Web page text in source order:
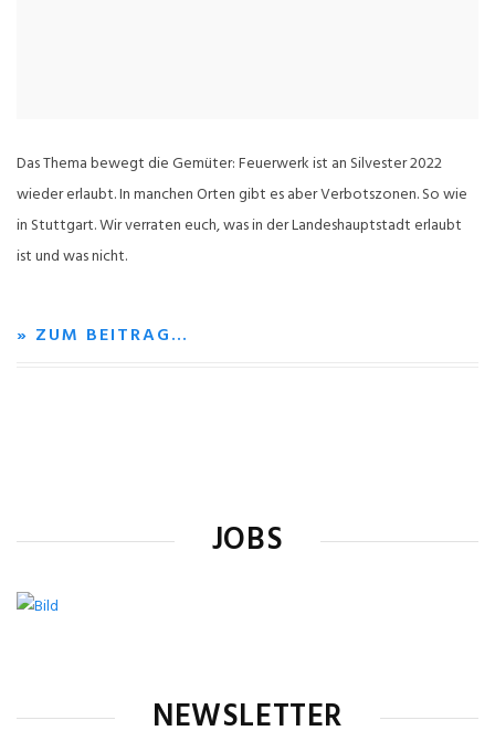
Das Thema bewegt die Gemüter: Feuerwerk ist an Silvester 2022
wieder erlaubt. In manchen Orten gibt es aber Verbotszonen. So wie
in Stuttgart. Wir verraten euch, was in der Landeshauptstadt erlaubt
ist und was nicht.
» ZUM BEITRAG…
JOBS
NEWSLETTER